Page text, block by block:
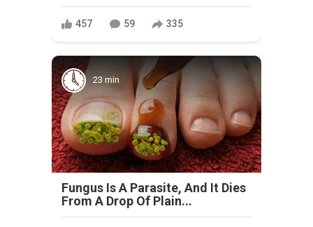
457 59 335
23 min
Fungus Is A Parasite, And It Dies
From A Drop Of Plain...